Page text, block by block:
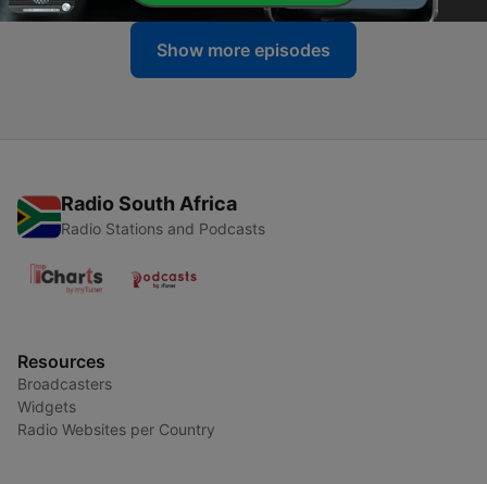
Show more episodes
Radio South Africa
Radio Stations and Podcasts
Resources
Broadcasters
Widgets
Radio Websites per Country